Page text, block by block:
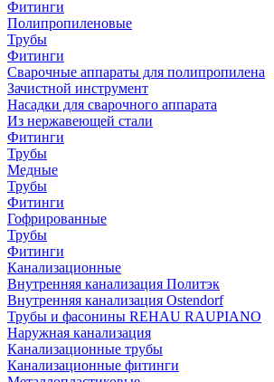
Фитинги
Полипропиленовые
Трубы
Фитинги
Сварочные аппараты для полипропилена
Зачистной инструмент
Насадки для сварочного аппарата
Из нержавеющей стали
Фитинги
Трубы
Медные
Трубы
Фитинги
Гофрированные
Трубы
Фитинги
Канализационные
Внутренняя канализация Политэк
Внутренняя канализация Ostendorf
Трубы и фасонины REHAU RAUPIANO
Наружная канализация
Канализационные трубы
Канализационные фитинги